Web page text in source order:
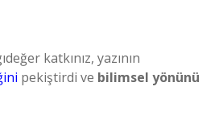
katkınız, yazının
pekiştirdi ve bilimsel yönünü